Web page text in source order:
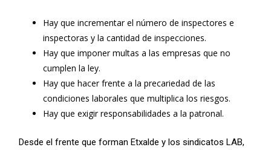
Hay que incrementar el número de inspectores e
inspectoras y la cantidad de inspecciones.
Hay que imponer multas a las empresas que no
cumplen la ley.
Hay que hacer frente a la precariedad de las
condiciones laborales que multiplica los riesgos.
Hay que exigir responsabilidades a la patronal.
Desde el frente que forman Etxalde y los sindicatos LAB,